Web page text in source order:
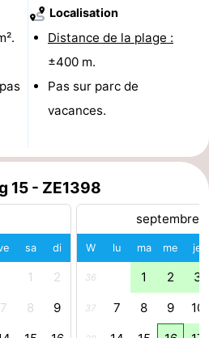
Localisation
Distance de la plage :
±400 m.
Pas sur parc de
vacances.
15 - ZE1398
sa di
1 2
7 8 9
septembre
W lu ma me je
36 1 2 3
37 7 8 9 10